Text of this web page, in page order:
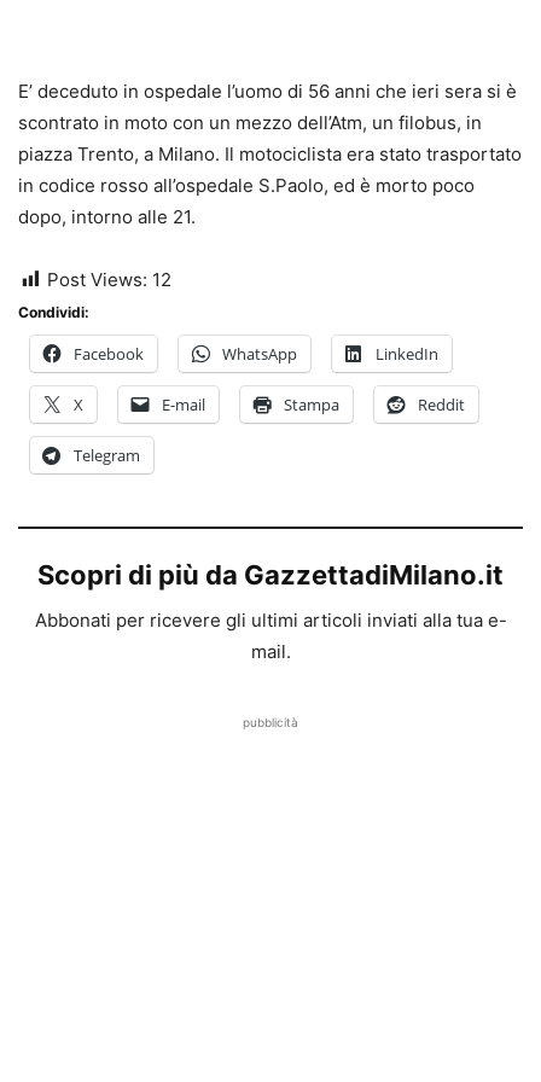
E’ deceduto in ospedale l’uomo di 56 anni che ieri sera si è
scontrato in moto con un mezzo dell’Atm, un filobus, in
piazza Trento, a Milano. Il motociclista era stato trasportato
in codice rosso all’ospedale S.Paolo, ed è morto poco
dopo, intorno alle 21.
Post Views: 12
Condividi:
Facebook WhatsApp LinkedIn
X E-mail Stampa Reddit
Telegram
Scopri di più da GazzettadiMilano.it
Abbonati per ricevere gli ultimi articoli inviati alla tua e-
mail.
pubblicità